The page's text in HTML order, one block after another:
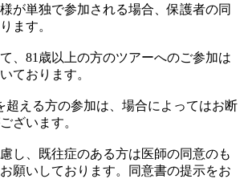
が単独で参加される場合、保護者の同
ます。
、81歳以上の方のツアーへのご参加は
ております。
超える方の参加は、場合によってはお断
ざいます。
し、既往症のある方は医師の同意のも
願いしております。同意書の提示をお